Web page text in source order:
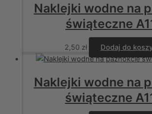
Naklejki wodne na
świąteczne
2,50 zł Dodaj do
Naklejki wodne na
świąteczne